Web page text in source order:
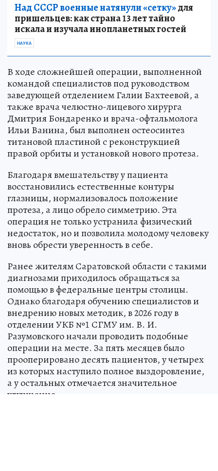
Над СССР военные натянули «сетку»для
пришельцев: как страна 13 лет тайно
искала и изучала инопланетных гостей
НАУКА
В ходе сложнейшей операции, выполненной
командой специалистов под руководством
заведующей отделением Галии Бахтеевой, а
также врача челюстно-лицевого хирурга
Дмитрия Бондаренко и врача-офтальмолога
Ильи Ванина, был выполнен остеосинтез
титановой пластиной с реконструкцией
правой орбиты и установкой нового протеза.
Благодаря вмешательству у пациента
восстановились естественные контуры
глазницы, нормализовалось положение
протеза, а лицо обрело симметрию. Эта
операция не только устранила физический
недостаток, но и позволила молодому человеку
вновь обрести уверенность в себе.
Ранее жителям Саратовской области с такими
диагнозами приходилось обращаться за
помощью в федеральные центры столицы.
Однако благодаря обучению специалистов и
внедрению новых методик, в 2026 году в
отделении УКБ №1 СГМУ им. В. И.
Разумовского начали проводить подобные
операции на месте. За пять месяцев было
прооперировано десять пациентов, у четырех
из которых наступило полное выздоровление,
а у остальных отмечается значительное
улучшение.